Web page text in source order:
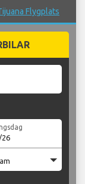
Flygplats